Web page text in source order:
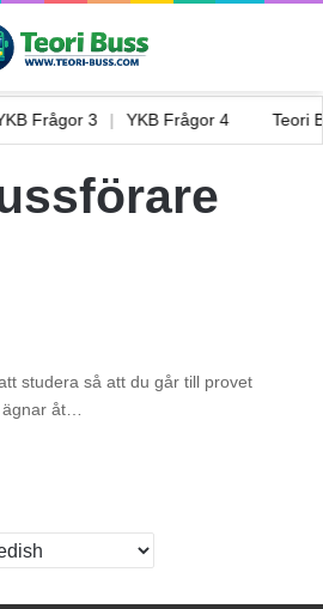
YKB Frågor 3 YKB Frågor 4 Teori
studera så att du går till provet
åt…